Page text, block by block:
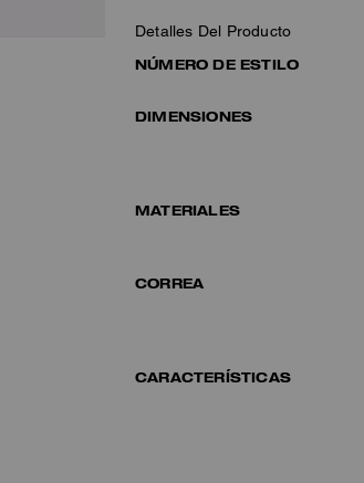
Detalles Del Producto
NÚMERO DE ESTILO
DIMENSIONES
MATERIALES
CORREA
CARACTERÍSTICAS